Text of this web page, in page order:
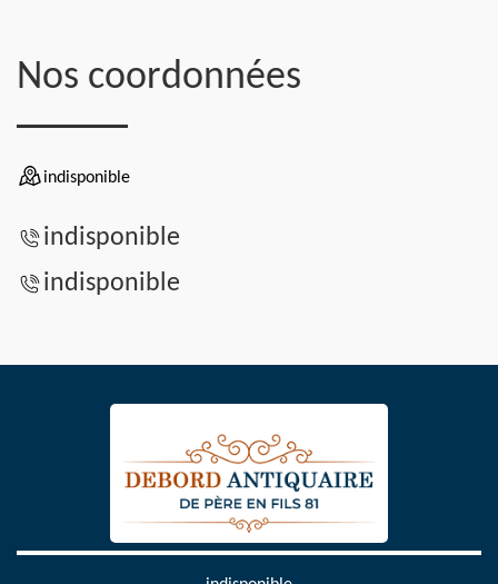
Nos coordonnées
indisponible
indisponible
indisponible